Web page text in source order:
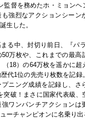
監督を務めたホ・ミョンヘ
強烈なアクションシーン
生した。
る中、封切り前日、『パ
万枚や、これまでの最高
（18）の64万枚を遥かに超
代1位の先売り枚数を記録
ニング成績を記録し、さ
突破！まさに国家代表級、
ワンパンチアクションは
ーチャンピオンに名乗り出